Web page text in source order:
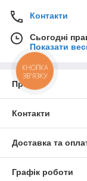
Контакти
Сьогодні
Показати
Про нас
Контакти
Доставка та
Графік роботи
КНОПКА
ЗВ'ЯЗКУ